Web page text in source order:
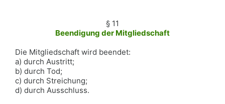
§ 11
Beendigung der Mitgliedschaft
Die Mitgliedschaft wird beendet:
a) durch Austritt;
b) durch Tod;
c) durch Streichung;
d) durch Ausschluss.